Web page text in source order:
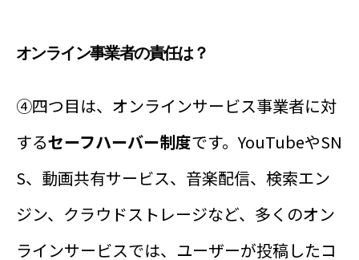
オンライン事業者の責任は？
④四つ目は、オンラインサービス事業者に対
するセーフハーバー制度です。YouTubeやSN
S、動画共有サービス、音楽配信、検索エン
ジン、クラウドストレージなど、多くのオン
ラインサービスでは、ユーザーが投稿したコ